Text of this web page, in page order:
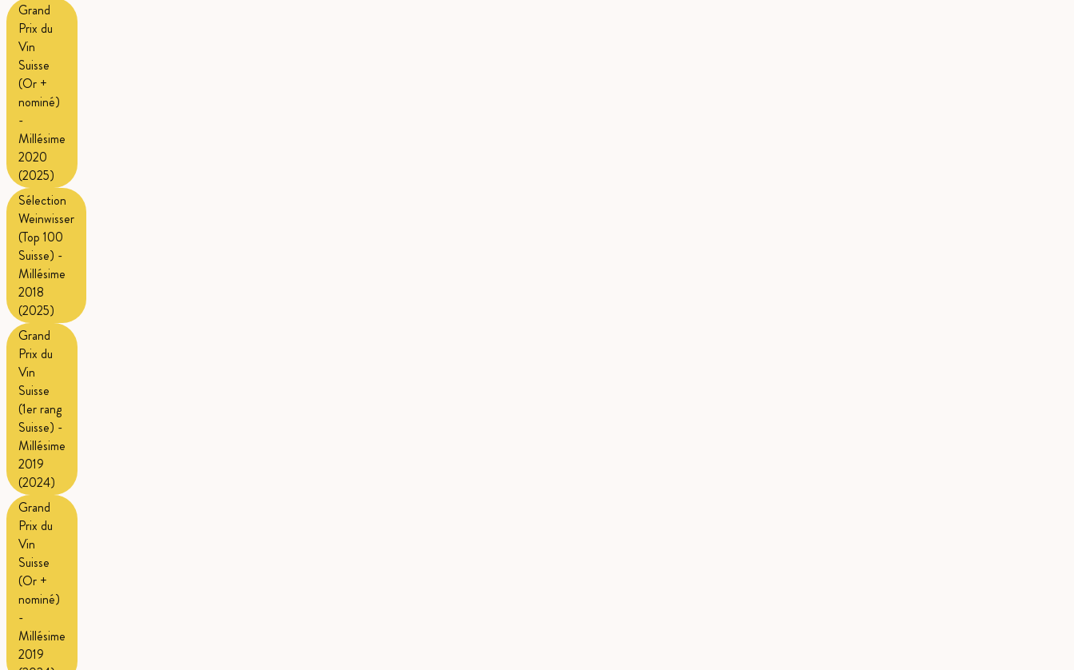
Grand
Prix du
Vin
Suisse
(Or +
nominé)
-
Millésime
2020
(2025)
Sélection
Weinwisser
(Top 100
Suisse) -
Millésime
2018
(2025)
Grand
Prix du
Vin
Suisse
(1er rang
Suisse) -
Millésime
2019
(2024)
Grand
Prix du
Vin
Suisse
(Or +
nominé)
-
Millésime
2019